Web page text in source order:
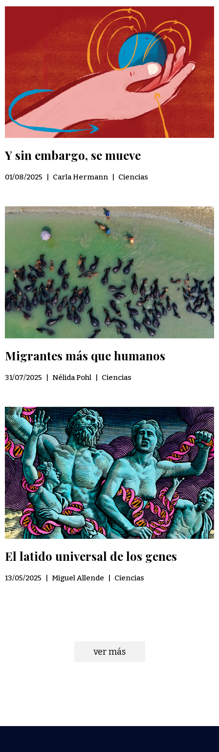
Y sin embargo, se mueve
01/08/2025 Carla Hermann Ciencias
Migrantes más que humanos
31/07/2025 | Nélida Pohl | Ciencias
El latido universal de los genes
13/05/2025 | Miguel Allende | Ciencias
ver más